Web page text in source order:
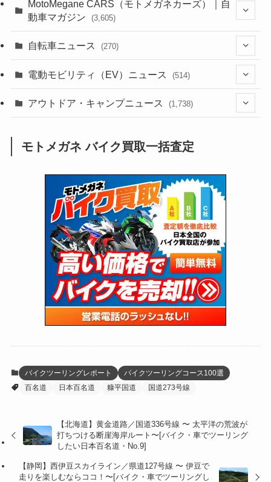
(638)
(118)
(60)
(31)
(51)
(34)
(5)
(12)
(63)
(109)
(252)
(38)
(24)
(16)
(25)
(24)
(47)
(15)
(5)
(249)
(64)
(16)
(62)
(4)
(6)
(17)
(5)
(27)
(306)
(6,957)
(2,473)
(249)
(1,226)
(12)
(131)
(38)
(131)
(167)
(85)
(21)
(61)
(171)
(98)
(13)
(60)
(274)
(171)
(38)
(47)
(59)
(47)
(1)
(66)
(16)
(141)
(255)
(204)
(1,141)
(166)
(23)
(33)
(34)
(35)
(41)
(415)
(16)
(352)
MotoMegane CARS（モトメガネカーズ）｜自
動車マガジン
(3,605)
(185)
(137)
(73)
(2,744)
(126)
(170)
自転車ニュース (270)
(54)
(211)
電動モビリティ（EV）ニュース (514)
(132)
(171)
(118)
(27)
アウトドア・キャンプニュース (1,738)
(1,605)
(147)
(13)
(19)
(12)
(16)
(4)
(16)
(1)
モトメガネ バイク買取一括査定
バイクツーリングレポート
バイクツーリングコース100選
百名道
日本百名道 糠平国道 国道273号線
【北海道】黄金道路／国道336号線 〜 太平洋の荒波が
打ちつける断崖海岸ルート〜[バイク・車でツーリング
したい日本百名道・No.9]
【静岡】西伊豆スカイライン／県道127号線 〜 伊豆で
走りを楽しむならココ！〜[バイク・車でツーリングし